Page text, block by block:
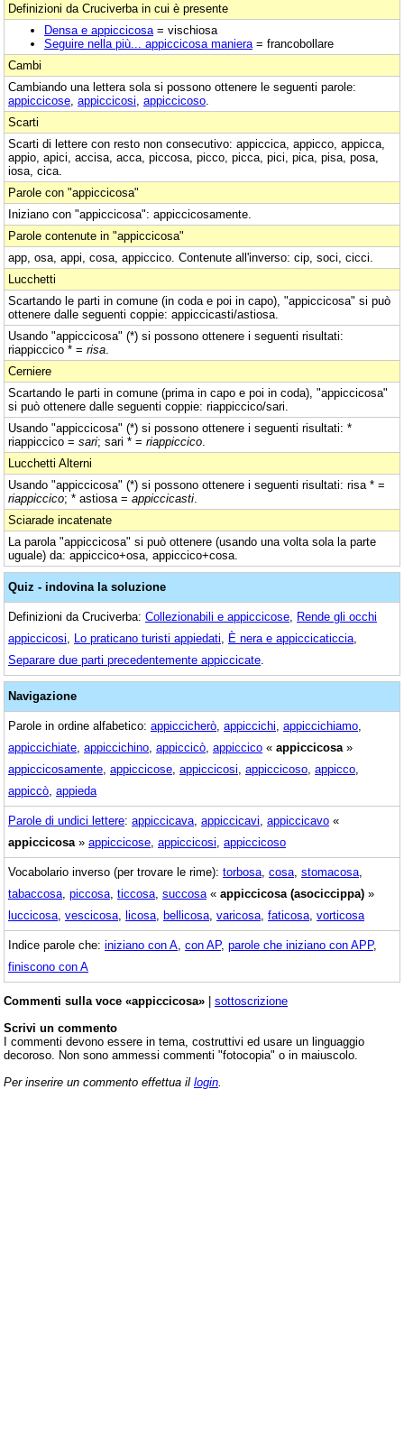
Definizioni da Cruciverba in cui è presente
Densa e appiccicosa = vischiosa
Seguire nella più... appiccicosa maniera = francobollare
Cambi
Cambiando una lettera sola si possono ottenere le seguenti parole:
appiccicose appiccicosi appiccicoso
Scarti
Scarti di lettere con resto non consecutivo: appiccica, appicco, appicca,
appio, apici, accisa, acca, piccosa, picco, picca, pici, pica, pisa, posa,
iosa, cica.
Parole con "appiccicosa"
Iniziano con "appiccicosa": appiccicosamente.
Parole contenute in "appiccicosa"
app, osa, appi, cosa, appiccico. Contenute all'inverso: cip, soci, cicci.
Lucchetti
Scartando le parti in comune (in coda e poi in capo), "appiccicosa" si può
ottenere dalle seguenti coppie: appiccicasti/astiosa.
Usando "appiccicosa" (*) si possono ottenere i seguenti risultati:
riappiccico * = risa
Cerniere
Scartando le parti in comune (prima in capo e poi in coda), "appiccicosa"
si può ottenere dalle seguenti coppie: riappiccico/sari.
Usando "appiccicosa" (*) si possono ottenere i seguenti risultati: *
riappiccico = sari; sari * = riappiccico
Lucchetti Alterni
Usando "appiccicosa" (*) si possono ottenere i seguenti risultati: risa * =
riappiccico; * astiosa = appiccicasti
Sciarade incatenate
La parola "appiccicosa" si può ottenere (usando una volta sola la parte
uguale) da: appiccico+osa, appiccico+cosa.
Quiz - indovina la soluzione
Definizioni da Cruciverba: Collezionabili e appiccicose Rende gli occhi
appiccicosi
Lo praticano turisti appiedati È nera e appiccicaticcia
Separare due parti precedentemente appiccicate
Navigazione
Parole in ordine alfabetico: appiccicherò appiccichi appiccichiamo
appiccichiate appiccichino appiccicò appiccico « appiccicosa »
appiccicosamente appiccicose appiccicosi appiccicoso appicco
appiccò appieda
Parole di undici lettere: appiccicava appiccicavi appiccicavo «
appiccicosa » appiccicose appiccicosi appiccicoso
Vocabolario inverso (per trovare le rime): torbosa cosa stomacosa
tabaccosa piccosa ticcosa succosa « appiccicosa (asociccippa) »
luccicosa vescicosa licosa bellicosa varicosa faticosa vorticosa
Indice parole che: iniziano con A con AP, parole che iniziano con APP,
finiscono con A
Commenti sulla voce «appiccicosa» | sottoscrizione
Scrivi un commento
I commenti devono essere in tema, costruttivi ed usare un linguaggio
decoroso. Non sono ammessi commenti "fotocopia" o in maiuscolo.
Per inserire un commento effettua il login